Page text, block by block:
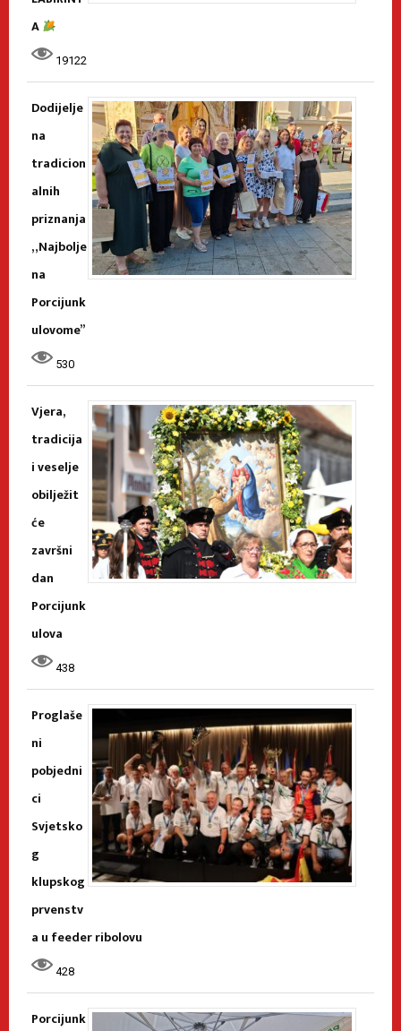
A
19122
Dodijelje
na
tradicion
alnih
priznanja
„Najbolje
na
Porcijunk
ulovome”
530
Vjera,
tradicija
i veselje
obilježit
će
završni
dan
Porcijunk
ulova
438
Proglaše
ni
pobjedni
ci
Svjetsko
g
klupskog
prvenstv
a u feeder ribolovu
428
Porcijunk